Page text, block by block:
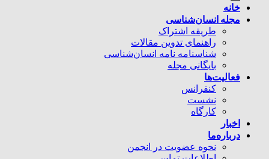
خانه
مجله انسان‌شناسی
طریقه اشتراک
راهنمای تدوین مقالات
شناسنامه نامه انسان‌شناسی
بایگانی مجله
فعالیت‌ها
کنفرانس
نشست
کارگاه
اخبار
درباره‌ما
نحوه عضویت در انجمن